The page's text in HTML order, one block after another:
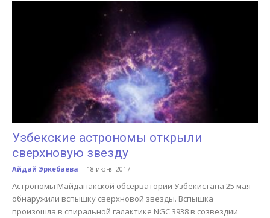
Узбекские астрономы открыли
сверхновую звезду
Айдай Эркебаева - 18 июня 2017
Астрономы Майданакской обсерватории Узбекистана 25 мая
обнаружили вспышку сверхновой звезды. Вспышка
произошла в спиральной галактике NGC 3938 в созвездии